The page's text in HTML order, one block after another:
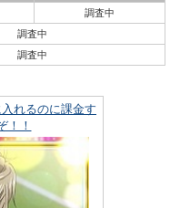
調査中
調査中
調査中
れるのに課金す
！！